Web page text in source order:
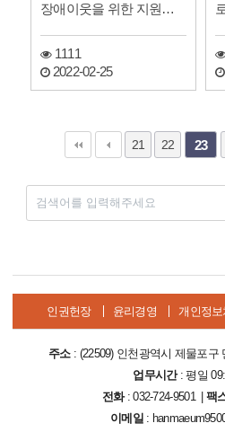
장애이웃을 위한 지원방
1111
2022-02-25
21 22 23
인권헌장 윤리경영 개인정
주소: (22509) 인천광역시 제물포구
업무시간: 평일
전화: 032-724-9501 |팩
이메일 :